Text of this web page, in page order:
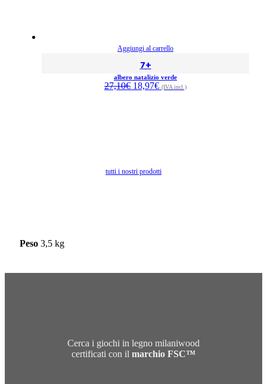
Aggiungi al carrello
7+
albero natalizio verde
27,10€ Il18,97€Il(IVA incl.)
tutti i nostri prodotti
Peso 3,5 kg
Cerca i giochi in legno milaniwood
certificati con il marchio FSC™